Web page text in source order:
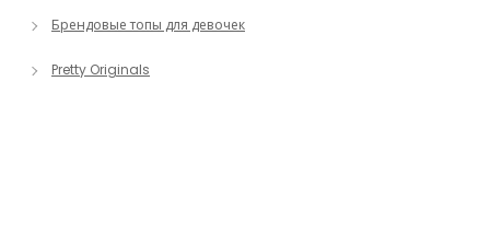
Брендовые топы для девочек
Pretty Originals